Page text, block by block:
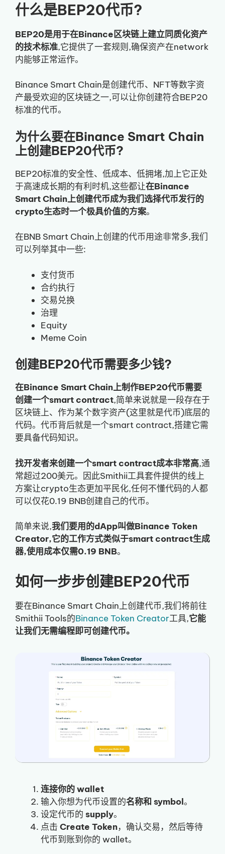
什么是BEP20代币?
BEP20是用于在Binance区块链上建立同质化资产
的技术标准,它提供了一套规则,确保资产在network
内能够正常运作。
Binance Smart Chain是创建代币、NFT等数字资
产最受欢迎的区块链之一,可以让你创建符合BEP20
标准的代币。
为什么要在Binance Smart Chain
上创建BEP20代币?
BEP20标准的安全性、低成本、低拥堵,加上它正处
于高速成长期的有利时机,这些都让在Binance
Smart Chain上创建代币成为我们选择代币发行的
crypto生态时一个极具价值的方案。
在BNB Smart Chain上创建的代币用途非常多,我们
可以列举其中一些:
支付货币
合约执行
交易兑换
治理
Equity
Meme Coin
创建BEP20代币需要多少钱?
在Binance Smart Chain上制作BEP20代币需要
创建一个smart contract,简单来说就是一段存在于
区块链上、作为某个数字资产(这里就是代币)底层的
代码。代币背后就是一个smart contract,搭建它需
要具备代码知识。
找开发者来创建一个smart contract成本非常高,通
常超过200美元。因此Smithii工具套件提供的线上
方案让crypto生态更加平民化,任何不懂代码的人都
可以仅花0.19 BNB创建自己的代币。
简单来说,我们要用的dApp叫做Binance Token
Creator,它的工作方式类似于smart contract生成
器,使用成本仅需0.19 BNB。
如何一步步创建BEP20代币
要在Binance Smart Chain上创建代币,我们将前往
Smithii Tools的Binance Token Creator工具,它能
让我们无需编程即可创建代币。
连接你的 wallet
输入你想为代币设置的名称和 symbol。
设定代币的 supply。
点击 Create Token，确认交易，然后等待
代币到账到你的 wallet。